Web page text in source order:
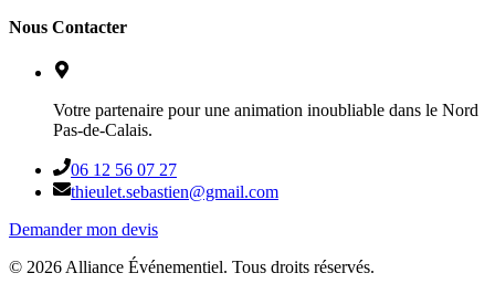
Nous Contacter
Votre partenaire pour une animation inoubliable dans le Nord
Pas-de-Calais.
06 12 56 07 27
thieulet.sebastien@gmail.com
Demander mon devis
© 2026 Alliance Événementiel. Tous droits réservés.